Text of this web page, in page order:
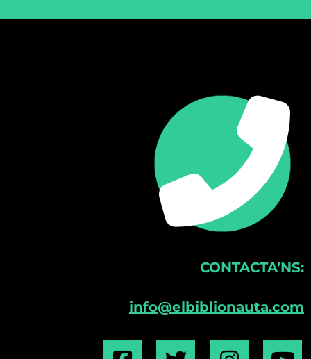
CONTACTA’NS:
info@elbiblionauta.com